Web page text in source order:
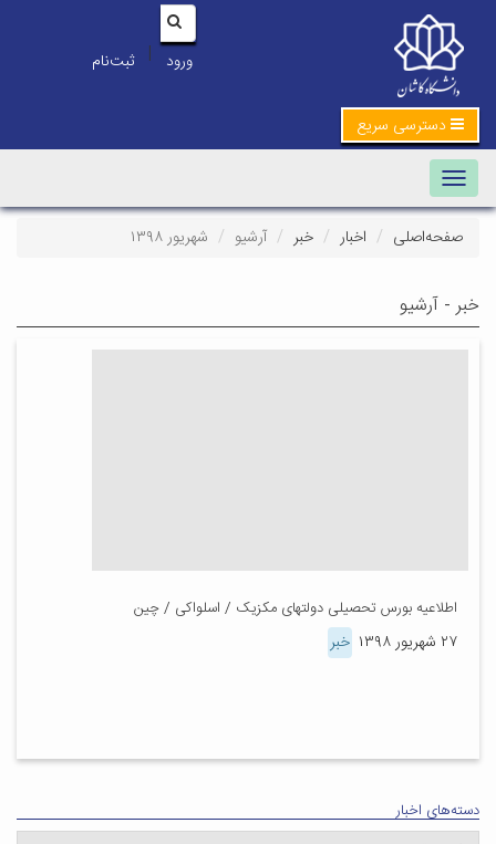
ورود | ثبت‌نام
دسترسی سریع
Toggle navigation
صفحه‌اصلی اخبار خبر آرشیو شهریور ۱۳۹۸
خبر - آرشیو
اطلاعیه بورس تحصیلی دولتهای مکزیک / اسلواکی / چین
۲۷ شهریور ۱۳۹۸ خبر
دسته‌های اخبار